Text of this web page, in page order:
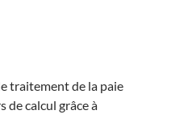
traitement de la paie
de calcul grâce à